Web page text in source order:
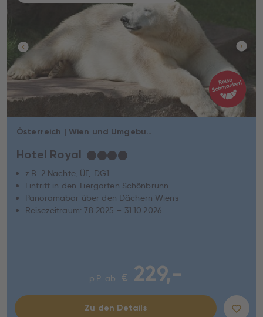
Österreich | Wien und Umgebung | Wien
Hotel Royal ★★★★
z.B. 2 Nächte, ÜF, DG1
Eintritt in den Tiergarten Schönbrunn
Panoramabar über den Dächern Wiens
Reisezeitraum: 7.8.2025 – 31.10.2026
p.P. ab € 229,-
Zu den Details